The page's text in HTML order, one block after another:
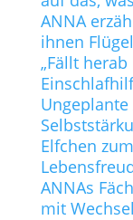
ANNA
ihnen
„Fällt
Ungeplante
Elfchen
ANNAs
mit